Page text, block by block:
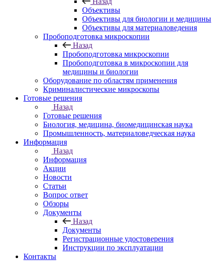
Объективы
Объективы для биологии и медицины
Объективы для материаловедения
Пробоподготовка микроскопии
Назад
Пробоподготовка микроскопии
Пробоподготовка в микроскопии для
медицины и биологии
Оборудование по областям применения
Криминалистические микроскопы
Готовые решения
Назад
Готовые решения
Биология, медицина, биомедицинская наука
Промышленность, материаловедческая наука
Информация
Назад
Информация
Акции
Новости
Статьи
Вопрос ответ
Обзоры
Документы
Назад
Документы
Регистрационные удостоверения
Инструкции по эксплуатации
Контакты